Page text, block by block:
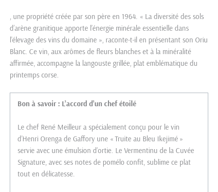
, une propriété créée par son père en 1964. « La diversité des sols
d’arène granitique apporte l’énergie minérale essentielle dans
l’élevage des vins du domaine », raconte-t-il en présentant son Oriu
Blanc. Ce vin, aux arômes de fleurs blanches et à la minéralité
affirmée, accompagne la langouste grillée, plat emblématique du
printemps corse.
Bon à savoir : L’accord d’un chef étoilé
Le chef René Meilleur a spécialement conçu pour le vin
d’Henri Orenga de Gaffory une « Truite au Bleu Ikejimé »
servie avec une émulsion d’ortie. Le Vermentinu de la Cuvée
Signature, avec ses notes de pomélo confit, sublime ce plat
tout en délicatesse.